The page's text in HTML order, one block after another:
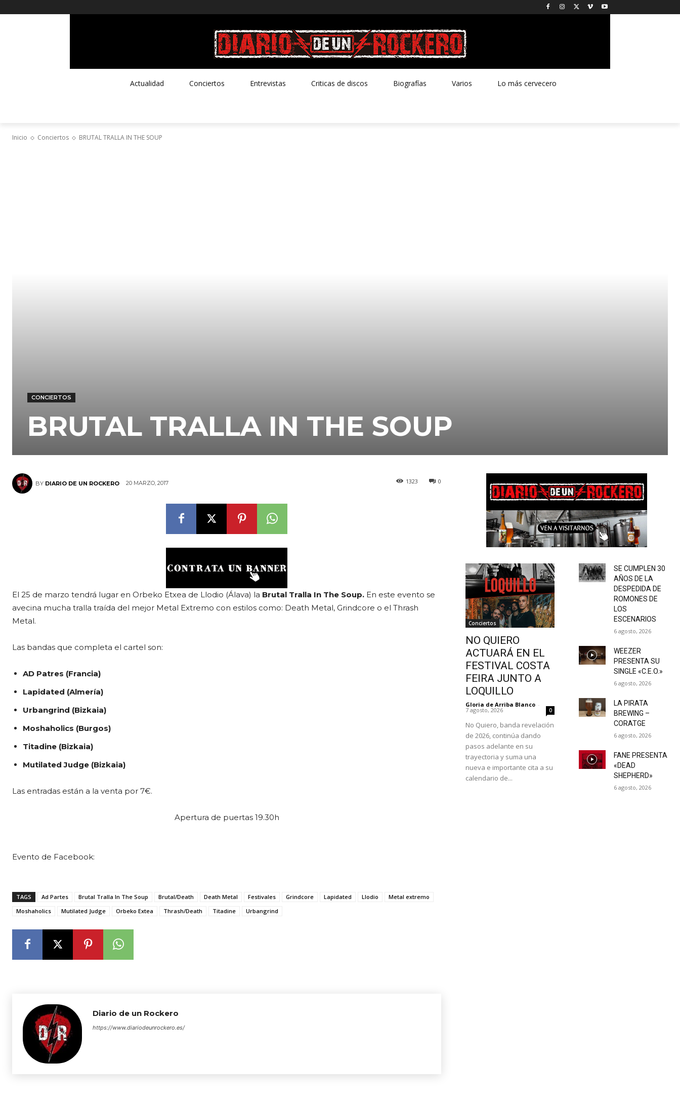
Actualidad Conciertos Entrevistas Criticas de discos Biografías Varios Lo más cervecero
Inicio Conciertos BRUTAL TRALLA IN THE SOUP
CONCIERTOS
BRUTAL TRALLA IN THE SOUP
BY DIARIO DE UN ROCKERO 20 MARZO, 2017 0
1323
El 25 de marzo tendrá lugar en Orbeko Etxea de Llodio (Álava) la Brutal Tralla In The Soup. En este evento se
avecina mucha tralla traída del mejor Metal Extremo con estilos como: Death Metal, Grindcore o el Thrash
Metal.
Las bandas que completa el cartel son:
AD Patres (Francia)
Lapidated (Almería)
Urbangrind (Bizkaia)
Moshaholics (Burgos)
Titadine (Bizkaia)
Mutilated Judge (Bizkaia)
Las entradas están a la venta por 7€.
Apertura de puertas 19.30h
Evento de Facebook:
TAGS Ad Partes Brutal Tralla In The Soup Brutal/Death Death Metal Festivales Grindcore Lapidated Llodio
Metal extremo
Moshaholics
Mutilated Judge Orbeko Extea Thrash/Death Titadine Urbangrind
Diario de un Rockero
https://www.diariodeunrockero.es/
Conciertos
NO QUIERO
ACTUARÁ EN EL
FESTIVAL COSTA
FEIRA JUNTO A
LOQUILLO
Gloria de Arriba Blanco -
7 agosto, 2026 0
No Quiero, banda revelación
de 2026, continúa dando
pasos adelante en su
trayectoria y suma una
nueva e importante cita a su
calendario de...
SE CUMPLEN 30
AÑOS DE LA
DESPEDIDA DE
ROMONES DE
LOS
ESCENARIOS
6 agosto, 2026
WEEZER
PRESENTA SU
SINGLE «C.E.O.»
6 agosto, 2026
LA PIRATA
BREWING –
CORATGE
6 agosto, 2026
FANE PRESENTA
«DEAD
SHEPHERD»
6 agosto, 2026